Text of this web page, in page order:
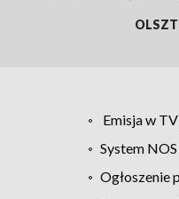
Emisja w
System NOS
Ogłoszenie